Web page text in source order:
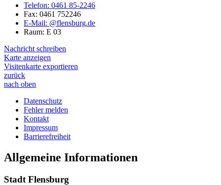
Telefon: 0461 85-2246
Fax: 0461 752246
E-Mail: @flensburg.de
Raum: E 03
Nachricht schreiben
Karte anzeigen
Visitenkarte exportieren
zurück
nach oben
Datenschutz
Fehler melden
Kontakt
Impressum
Barrierefreiheit
Allgemeine Informationen
Stadt Flensburg